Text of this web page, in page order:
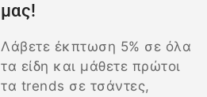
μας!
Λάβετε έκπτωση 5% σε όλα
τα είδη και μάθετε πρώτοι
τα trends σε τσάντες,